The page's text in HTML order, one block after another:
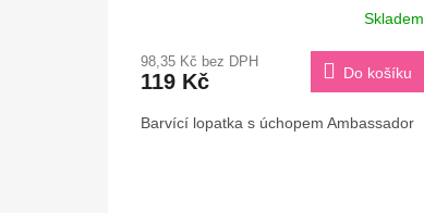
Skladem
98,35 Kč bez DPH
119 Kč Do košíku
Barvící lopatka s úchopem Ambassador